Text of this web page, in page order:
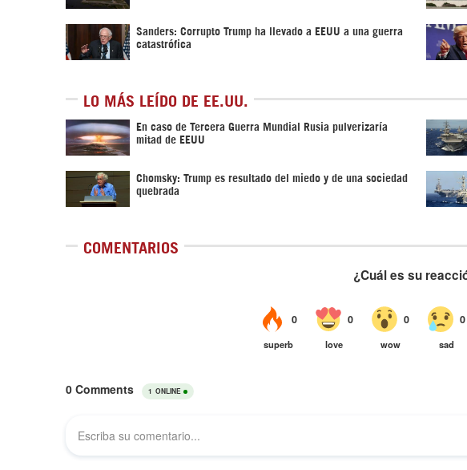
Sanders: Corrupto Trump ha llevado a EEUU a una guerra
catastrófica
LO MÁS LEÍDO DE EE.UU.
En caso de Tercera Guerra Mundial Rusia pulverizaría
mitad de EEUU
Chomsky: Trump es resultado del miedo y de una sociedad
quebrada
COMENTARIOS